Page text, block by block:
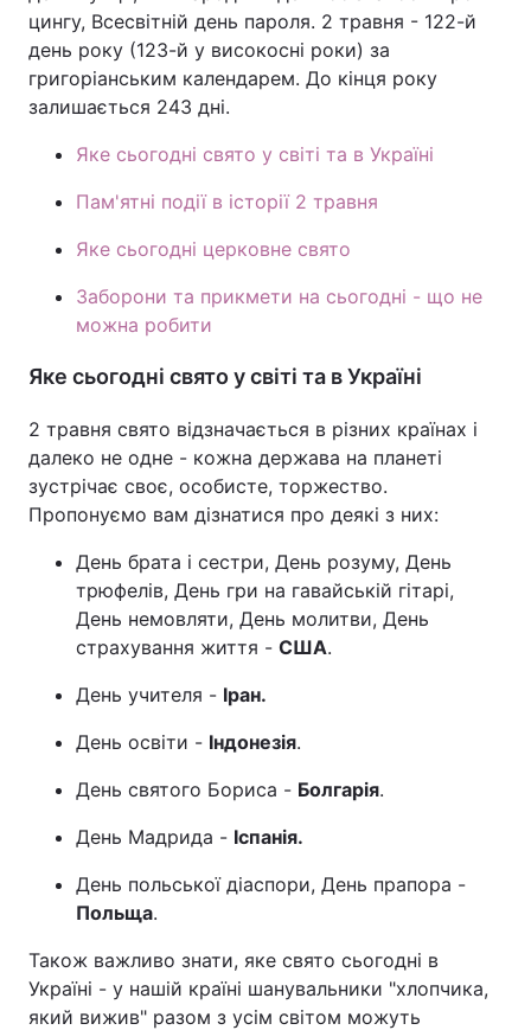
цингу, Всесвітній день пароля. 2 травня - 122-й
день року (123-й у високосні роки) за
григоріанським календарем. До кінця року
залишається 243 дні.
Яке сьогодні свято у світі та в Україні
Пам'ятні події в історії 2 травня
Яке сьогодні церковне свято
Заборони та прикмети на сьогодні - що не
можна робити
Яке сьогодні свято у світі та в Україні
2 травня свято відзначається в різних країнах і
далеко не одне - кожна держава на планеті
зустрічає своє, особисте, торжество.
Пропонуємо вам дізнатися про деякі з них:
День брата і сестри, День розуму, День
трюфелів, День гри на гавайській гітарі,
День немовляти, День молитви, День
страхування життя - США.
День учителя - Іран.
День освіти - Індонезія.
День святого Бориса - Болгарія.
День Мадрида - Іспанія.
День польської діаспори, День прапора -
Польща.
Також важливо знати, яке свято сьогодні в
Україні - у нашій країні шанувальники "хлопчика,
який вижив" разом з усім світом можуть